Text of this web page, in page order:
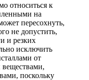
относиться к
на
пересохнуть,
не допустить,
и резких
исключить
от
веществами,
поскольку